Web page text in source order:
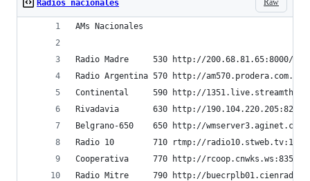
Radios nacionales
AMs Nacionales
Radio Madre     530 http://200.68.81.65:8000/
Radio Argentina 570 http://
Continental     590 http://
Rivadavia       630 http://190.104.220.205:8234
Belgrano-650    650 http://
Radio 10        710 rtmp://
Cooperativa     770 http://rcoop.cnwks.ws:8358
Radio Mitre     790 http://